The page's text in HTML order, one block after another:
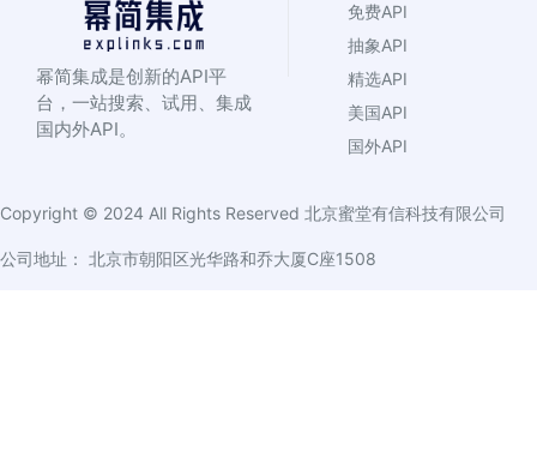
幂简集成是创新的API平
台，一站搜索、试用、集成
国内外API。
免费API
抽象API
精选API
美国API
国外API
Copyright © 2024 All Rights Reserved 北京蜜堂有信科技有限公司
公司地址： 北京市朝阳区光华路和乔大厦C座1508